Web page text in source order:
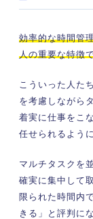
効率的な時間管
人の重要な特徴
こういった人た
を考慮しながら
着実に仕事をこ
任せられるよう
マルチタスクを
確実に集中して
限られた時間内
きる」と評判に